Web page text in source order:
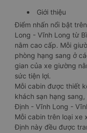
Giới thiệu
Điểm nhấn nổi bật
Long - Vĩnh Long từ
nằm cao cấp. Mỗi
phòng hạng sang ở
gian của xe giường
sức tiện lợi.
Mỗi cabin được thiết
khách sạn hạng
Định - Vĩnh Long -
Mỗi cabin trên loại xe
Định này đều được